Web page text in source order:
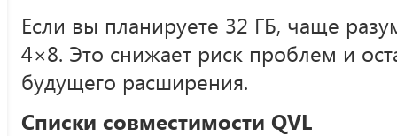
Если вы планируете 32 ГБ, чаще
4×8. Это снижает риск проблем и
будущего расширения.
Списки совместимости QVL